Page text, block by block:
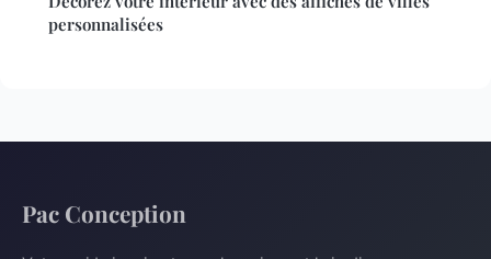
personnalisées
Pac Conception